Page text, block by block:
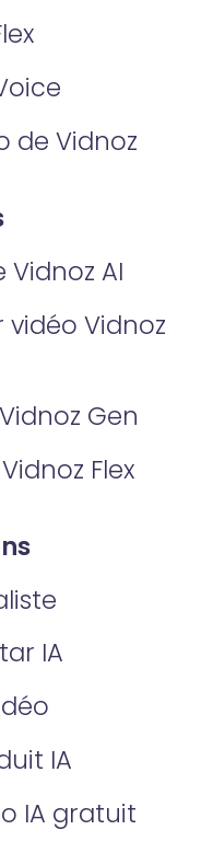
de Vidnoz
AI
Vidnoz
Gen
Flex
IA
IA
IA gratuit